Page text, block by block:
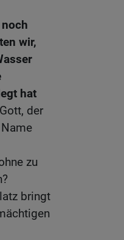
wir,
hat
der
zu
bringt